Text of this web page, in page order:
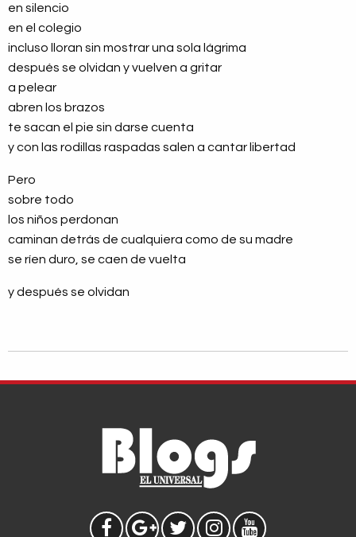
en silencio
en el colegio
incluso lloran sin mostrar una sola lágrima
después se olvidan y vuelven a gritar
a pelear
abren los brazos
te sacan el pie sin darse cuenta
y con las rodillas raspadas salen a cantar libertad
Pero
sobre todo
los niños perdonan
caminan detrás de cualquiera como de su madre
se ríen duro, se caen de vuelta
y después se olvidan